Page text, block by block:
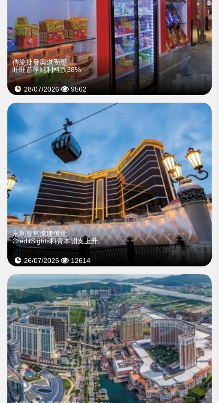
傳統批發渠道受壓
旺旺首季純利料跌38%
28/07/2026 9562
永利皇宮擴建獲批
CreditSights料資本開支上升
26/07/2026 12614